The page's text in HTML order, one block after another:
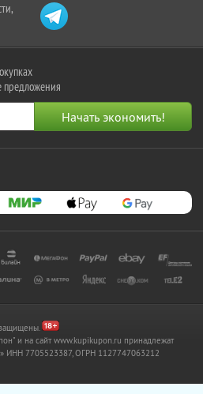
предложения
и на сайт www.kupikupon.ru принадлежат
ИНН 7705523387, ОГРН 1127747063212